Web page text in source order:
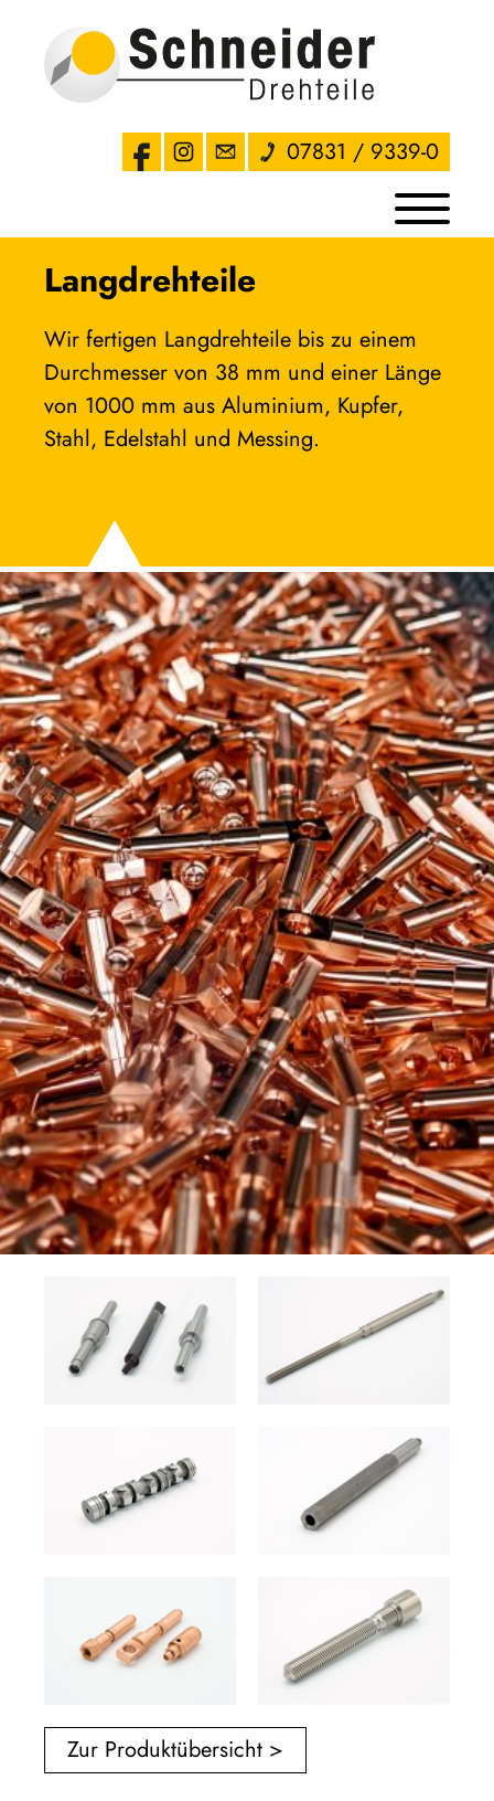
07831 / 9339-0
Langdrehteile
Wir fertigen Langdrehteile bis zu einem
Durchmesser von 38 mm und einer Länge
von 1000 mm aus Aluminium, Kupfer,
Stahl, Edelstahl und Messing.
Zur Produktübersicht >